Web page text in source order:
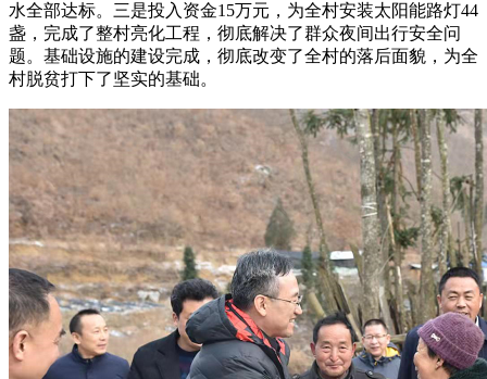
水全部达标。三是投入资金15万元，为全村安装太阳能路灯44
盏，完成了整村亮化工程，彻底解决了群众夜间出行安全问
题。基础设施的建设完成，彻底改变了全村的落后面貌，为全
村脱贫打下了坚实的基础。